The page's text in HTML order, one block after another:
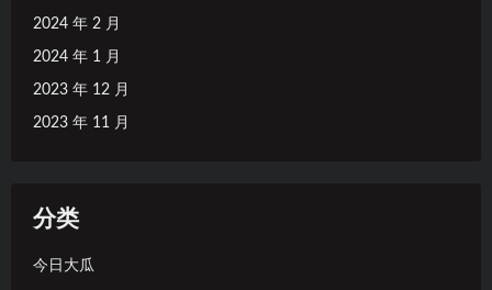
2024 年 2 月
2024 年 1 月
2023 年 12 月
2023 年 11 月
分类
今日大瓜